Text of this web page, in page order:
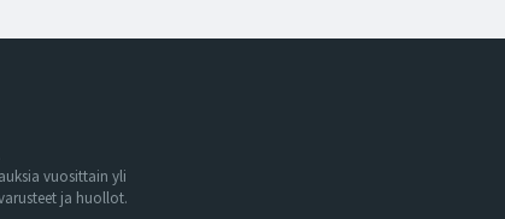
vuosittain yli
ja huollot.